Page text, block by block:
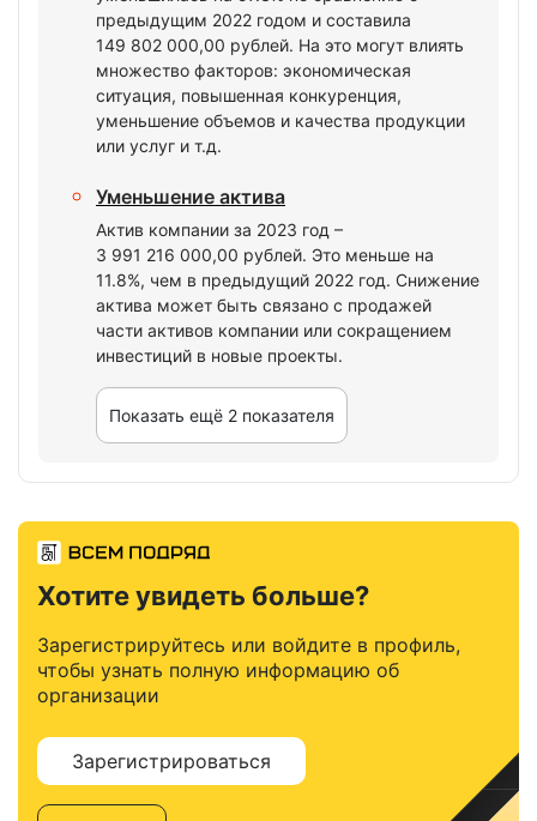
предыдущим 2022 годом и составила
149 802 000,00 рублей. На это могут влиять
множество факторов: экономическая
ситуация, повышенная конкуренция,
уменьшение объемов и качества продукции
или услуг и т.д.
Уменьшение актива
Актив компании за 2023 год –
3 991 216 000,00 рублей. Это меньше на
11.8%, чем в предыдущий 2022 год. Снижение
актива может быть связано с продажей
части активов компании или сокращением
инвестиций в новые проекты.
Показать ещё 2 показателя
Хотите увидеть больше?
Зарегистрируйтесь или войдите в профиль,
чтобы узнать полную информацию об
организации
Зарегистрироваться